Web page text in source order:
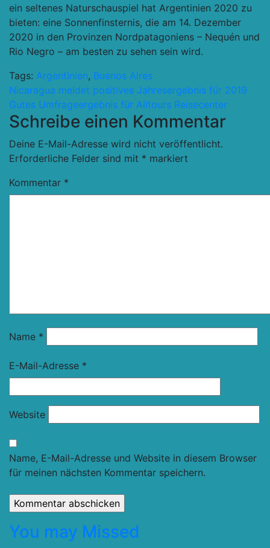
ein seltenes Naturschauspiel hat Argentinien 2020 zu
bieten: eine Sonnenfinsternis, die am 14. Dezember
2020 in den Provinzen Nordpatagoniens – Nequén und
Rio Negro – am besten zu sehen sein wird.
Tags: Argentinien, Buenos Aires
Beitragsnavigation
Nicaragua meldet positives Jahresergebnis für 2019
Gutes Umfrageergebnis für Alltours Reisecenter
Schreibe einen Kommentar
Deine E-Mail-Adresse wird nicht veröffentlicht.
Erforderliche Felder sind mit * markiert
Kommentar *
Name *
E-Mail-Adresse *
Website
Name, E-Mail-Adresse und Website in diesem Browser
für meinen nächsten Kommentar speichern.
You may Missed